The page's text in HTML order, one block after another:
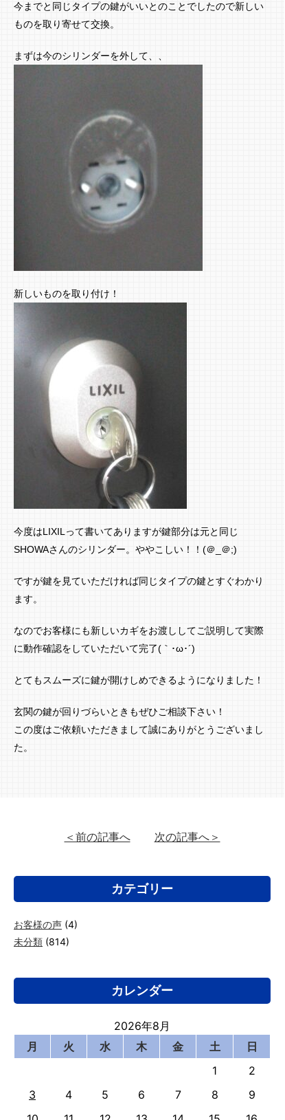
今までと同じタイプの鍵がいいとのことでしたので新しい
ものを取り寄せて交換。
まずは今のシリンダーを外して、、
新しいものを取り付け！
今度はLIXILって書いてありますが鍵部分は元と同じ
SHOWAさんのシリンダー。ややこしい！！(＠_＠;)
ですが鍵を見ていただければ同じタイプの鍵とすぐわかり
ます。
なのでお客様にも新しいカギをお渡ししてご説明して実際
に動作確認をしていただいて完了(｀･ω･´)ゞ
とてもスムーズに鍵が開けしめできるようになりました！
玄関の鍵が回りづらいときもぜひご相談下さい！
この度はご依頼いただきまして誠にありがとうございまし
た。
＜前の記事へ 次の記事へ＞
カテゴリー
お客様の声 (4)
未分類 (814)
カレンダー
2026年8月
月
火 水 木 金 土
日
1
2
3
4 5 6 7 8
9